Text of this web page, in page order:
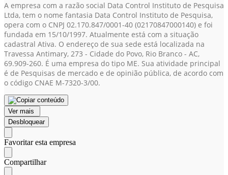
A empresa com a razão social Data Control Instituto de Pesquisa
Ltda, tem o nome fantasia Data Control Instituto de Pesquisa,
opera com o CNPJ 02.170.847/0001-40 (02170847000140) e foi
fundada em 15/10/1997. Atualmente está com a situação
cadastral Ativa. O endereço de sua sede está localizada na
Travessa Antimary, 273 - Cidade do Povo, Rio Branco - AC,
69.909-260. É uma empresa do tipo ME. Sua atividade principal
é de Pesquisas de mercado e de opinião pública, de acordo com
o código CNAE M-7320-3/00.
Ver mais
Desbloquear
Favoritar esta empresa
Compartilhar